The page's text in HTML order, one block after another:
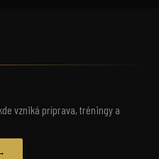
vzniká príprava, tréningy a